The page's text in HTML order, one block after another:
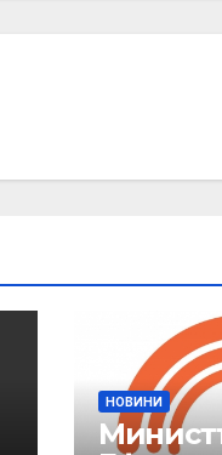
НОВИНИ